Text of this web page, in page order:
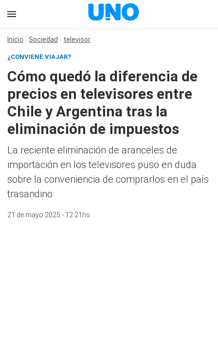
Inicio Sociedad televisor
¿CONVIENE VIAJAR?
Cómo quedó la diferencia de
precios en televisores entre
Chile y Argentina tras la
eliminación de impuestos
La reciente eliminación de aranceles de
importación en los televisores puso en duda
sobre la conveniencia de comprarlos en el país
trasandino
21 de mayo 2025 - 12:21hs